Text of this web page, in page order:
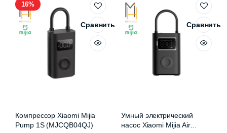
820
000 сум.
000 сум.
16%
Сравнить
Компрессор Xiaomi Mijia
Pump 1S (MJCQB04QJ)
Сравнить
Умный электрический
насос Xiaomi Mijia Air